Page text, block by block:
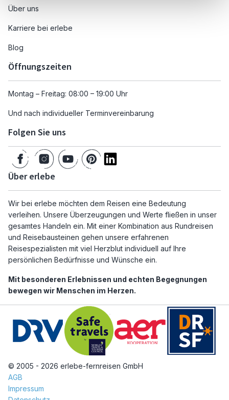
Über uns
Karriere bei erlebe
Blog
Öffnungszeiten
Montag – Freitag: 08:00 – 19:00 Uhr
Und nach individueller Terminvereinbarung
Folgen Sie uns
Über erlebe
Wir bei erlebe möchten dem Reisen eine Bedeutung
verleihen. Unsere Überzeugungen und Werte fließen in unser
gesamtes Handeln ein. Mit einer Kombination aus Rundreisen
und Reisebausteinen gehen unsere erfahrenen
Reisespezialisten mit viel Herzblut individuell auf Ihre
persönlichen Bedürfnisse und Wünsche ein.
Mit besonderen Erlebnissen und echten Begegnungen
bewegen wir Menschen im Herzen.
© 2005 - 2026 erlebe-fernreisen GmbH
AGB
Impressum